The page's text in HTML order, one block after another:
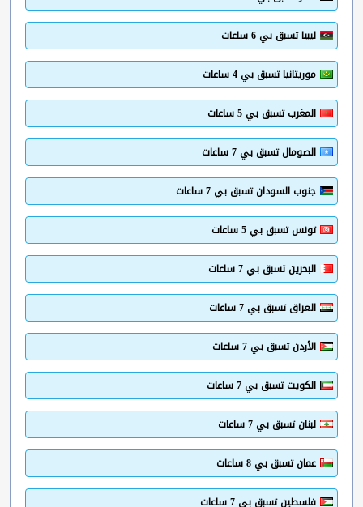
ليبيا تسبق بي 6 ساعات
موريتانيا تسبق بي 4 ساعات
المغرب تسبق بي 5 ساعات
الصومال تسبق بي 7 ساعات
جنوب السودان تسبق بي 7 ساعات
تونس تسبق بي 5 ساعات
البحرين تسبق بي 7 ساعات
العراق تسبق بي 7 ساعات
الأردن تسبق بي 7 ساعات
الكويت تسبق بي 7 ساعات
لبنان تسبق بي 7 ساعات
عمان تسبق بي 8 ساعات
فلسطين تسبق بي 7 ساعات